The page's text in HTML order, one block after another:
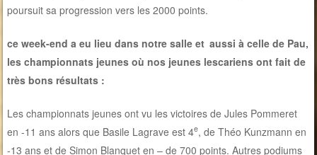
poursuit sa progression vers les 2000 points.
ce week-end a eu lieu dans notre salle et aussi à celle de Pau,
les championnats jeunes où nos jeunes lescariens ont fait de
très bons résultats :
Les championnats jeunes ont vu les victoires de Jules Pommeret
en -11 ans alors que Basile Lagrave est 4e, de Théo Kunzmann en
-13 ans et de Simon Blanquet en – de 700 points. Autres podiums